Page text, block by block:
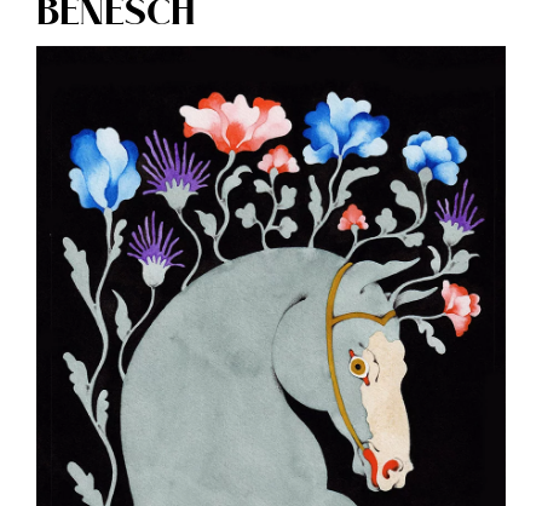
BENESCH